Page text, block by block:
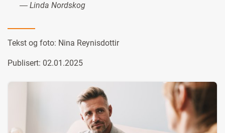
Tekst og foto: Nina Reynisdottir
Publisert: 02.01.2025
― Linda Nordskog